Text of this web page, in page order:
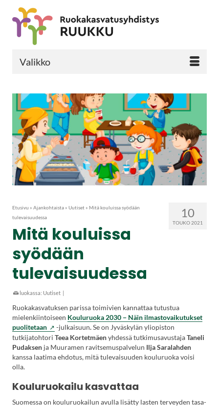
Valikko
10
TOUKO 2021
Etusivu » Ajankohtaista » Uutiset » Mitä kouluissa syödään
tulevaisuudessa
Mitä kouluissa
syödään
tulevaisuudessa
luokassa: Uutiset |
Ruokakasvatuksen parissa toimivien kannattaa tutustua
mielenkiintoiseen Kouluruoka 2030 − Näin ilmastovaikutukset
puolitetaan
-julkaisuun.Se on Jyväskylän yliopiston
tutkijatohtori Teea Kortetmäenyhdessä tutkimusavustajaTaneli
Pudaksen ja Muuramen ravitsemuspalvelun Ilja Saralahden
kanssa laatima ehdotus, mitä tulevaisuuden kouluruoka voisi
olla.
Kouluruokailu kasvattaa
Suomessa on kouluruokailun avulla lisätty lasten terveyden tasa-